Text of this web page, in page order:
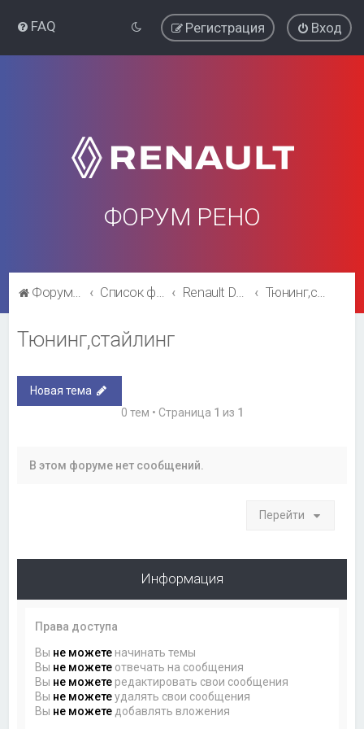
FAQ Вход
Регистрация
ФОРУМ РЕНО
Форум Рено Список форумов Renault Duster Тюнинг,стайлинг
Тюнинг,стайлинг
Новая тема
0 тем • Страница 1 из 1
В этом форуме нет сообщений.
Перейти
Информация
Права доступа
Вы не можете начинать темы
Вы не можете отвечать на сообщения
Вы не можете редактировать свои сообщения
Вы не можетеудалять свои сообщения
Вы не можете добавлять вложения